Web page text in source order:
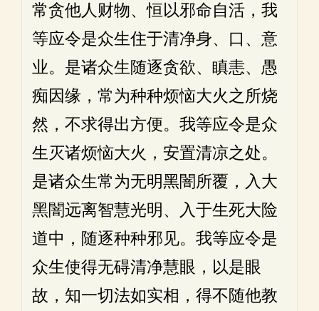
常贪他人财物、恒以邪命自活，我
等应令是众生住于清净身、口、意
业。是诸众生随逐贪欲、瞋恚、愚
痴因缘，常为种种烦恼大火之所烧
然，不求得出方便。我等应令是众
生灭诸烦恼大火，安置清凉之处。
是诸众生常为无明黑闇所覆，入大
黑闇远离智慧光明、入于生死大险
道中，随逐种种邪见。我等应令是
众生使得无碍清净慧眼，以是眼
故，知一切法如实相，得不随他教